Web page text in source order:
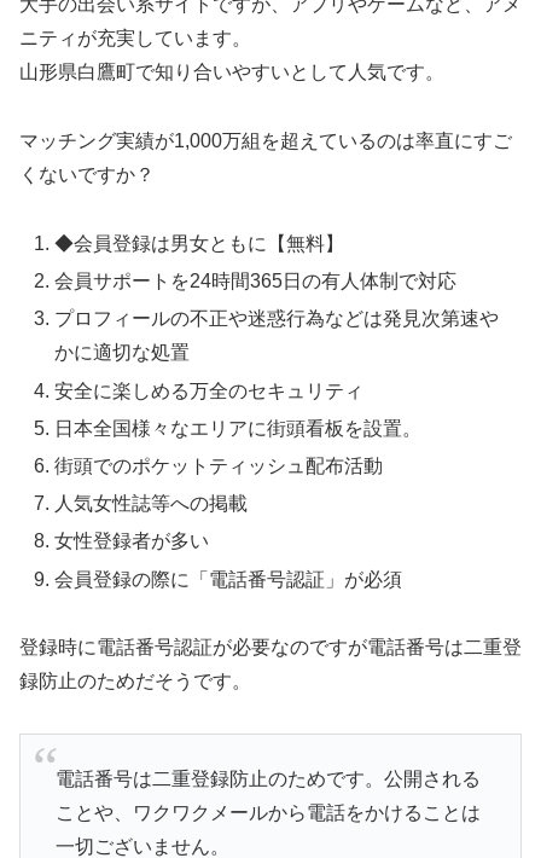
大手の出会い系サイトですが、アプリやゲームなど、アメ
ニティが充実しています。
山形県白鷹町で知り合いやすいとして人気です。
マッチング実績が1,000万組を超えているのは率直にすご
くないですか？
◆会員登録は男女ともに【無料】
会員サポートを24時間365日の有人体制で対応
プロフィールの不正や迷惑行為などは発見次第速や
かに適切な処置
安全に楽しめる万全のセキュリティ
日本全国様々なエリアに街頭看板を設置。
街頭でのポケットティッシュ配布活動
人気女性誌等への掲載
女性登録者が多い
会員登録の際に「電話番号認証」が必須
登録時に電話番号認証が必要なのですが電話番号は二重登
録防止のためだそうです。
電話番号は二重登録防止のためです。公開される
ことや、ワクワクメールから電話をかけることは
一切ございません。